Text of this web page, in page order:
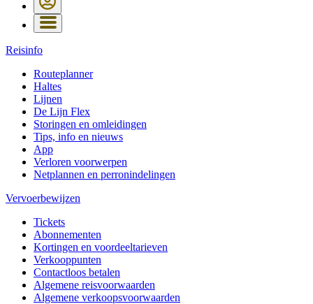
Reisinfo
Routeplanner
Haltes
Lijnen
De Lijn Flex
Storingen en omleidingen
Tips, info en nieuws
App
Verloren voorwerpen
Netplannen en perronindelingen
Vervoerbewijzen
Tickets
Abonnementen
Kortingen en voordeeltarieven
Verkooppunten
Contactloos betalen
Algemene reisvoorwaarden
Algemene verkoopsvoorwaarden